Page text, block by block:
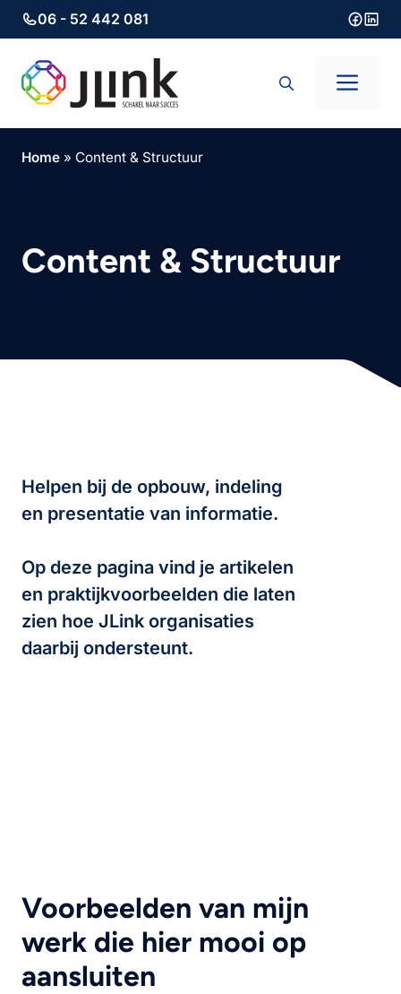
06 - 52 442 081
naar
Home » Content & Structuur
Content & Structuur
Helpen bij de opbouw, indeling
en presentatie van informatie.
Op deze pagina vind je artikelen
en praktijkvoorbeelden die laten
zien hoe JLink organisaties
daarbij ondersteunt.
Voorbeelden van mijn
werk die hier mooi op
aansluiten